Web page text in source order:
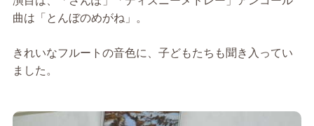
曲は「とんぼのめがね」。
きれいなフルートの音色に、子どもたちも聞き入ってい
ました。